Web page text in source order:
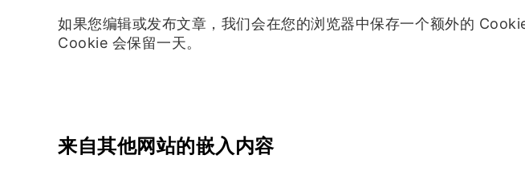
如果您编辑或发布文章，我们会在您的浏览器中保存一个额外的
Cookie 会保留一天。
来自其他网站的嵌入内容